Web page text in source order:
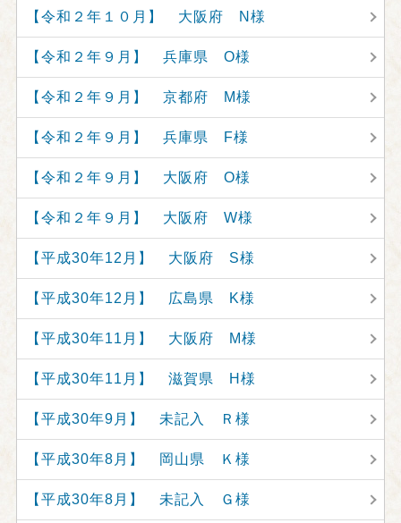
【令和２年１０月】 大阪府 N様
【令和２年９月】 兵庫県 O様
【令和２年９月】 京都府 M様
【令和２年９月】 兵庫県 F様
【令和２年９月】 大阪府 O様
【令和２年９月】 大阪府 W様
【平成30年12月】 大阪府 S様
【平成30年12月】 広島県 K様
【平成30年11月】 大阪府 M様
【平成30年11月】 滋賀県 H様
【平成30年9月】 未記入 Ｒ様
【平成30年8月】 岡山県 Ｋ様
【平成30年8月】 未記入 Ｇ様